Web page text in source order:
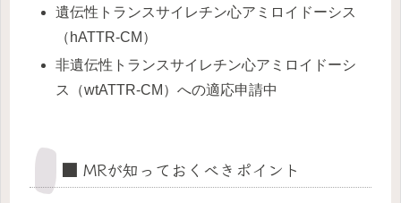
遺伝性トランスサイレチン心アミロイドーシス
（hATTR-CM）
非遺伝性トランスサイレチン心アミロイドーシ
ス（wtATTR-CM）への適応申請中
■ MRが知っておくべきポイント